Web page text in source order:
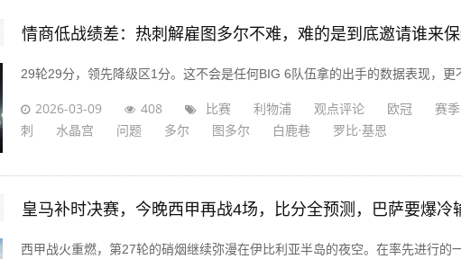
情商低战绩差：热刺解雇图多尔不难，难的是到底邀请谁来
29轮29分，领先降级区1分。这不会是任何BIG 6队伍拿的出手的数据表现，更
2026-03-09 408 比赛 利物浦 观点评论 欧冠 赛季
刺
水晶宫 问题 多尔 图多尔 白鹿巷 罗比·基恩
皇马补时决赛，今晚西甲再战4场，比分全预测，巴萨要爆冷
西甲战火重燃，第27轮的硝烟继续弥漫在伊比利亚半岛的夜空。在率先进行的